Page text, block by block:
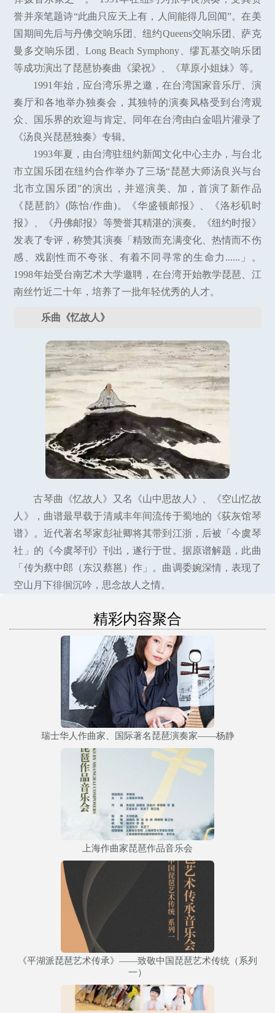
誉并亲笔题诗“此曲只应天上有，人间能得几回闻”。在美
国期间先后与丹佛交响乐团、纽约Queens交响乐团、萨克
曼多交响乐团、Long Beach Symphony、缪瓦基交响乐团
等成功演出了琵琶协奏曲《梁祝》、《草原小姐妹》等。
1991年始，应台湾乐界之邀，在台湾国家音乐厅、演
奏厅和各地举办独奏会，其独特的演奏风格受到台湾观
众、国乐界的欢迎与肯定。同年在台湾由白金唱片灌录了
《汤良兴琵琶独奏》专辑。
1993年夏，由台湾驻纽约新闻文化中心主办，与台北
市立国乐团在纽约合作举办了三场“琵琶大师汤良兴与台
北市立国乐团”的演出，并巡演美、加，首演了新作品
《琵琶韵》(陈怡/作曲)。《华盛顿邮报》、《洛杉矶时
报》、《丹佛邮报》等赞誉其精湛的演奏。《纽约时报》
发表了专评，称赞其演奏「精致而充满变化、热情而不伤
感、戏剧性而不夸张、有着不同寻常的生命力......」。
1998年始受台南艺术大学邀聘，在台湾开始教学琵琶、江
南丝竹近二十年，培养了一批年轻优秀的人才。
乐曲《忆故人》
古琴曲《忆故人》又名《山中思故人》、《空山忆故
人》，曲谱最早载于清咸丰年间流传于蜀地的《荻灰馆琴
谱》。近代著名琴家彭祉卿将其带到江浙，后被「今虞琴
社」的《今虞琴刊》刊出，遂行于世。据原谱解题，此曲
「传为蔡中郎（东汉蔡邕）作」。曲调委婉深情，表现了
空山月下徘徊沉吟，思念故人之情。
精彩内容聚合
瑞士华人作曲家、国际著名琵琶演奏家——杨静
上海作曲家琵琶作品音乐会
《平湖派琵琶艺术传承》——致敬中国琵琶艺术传统（系列
一）